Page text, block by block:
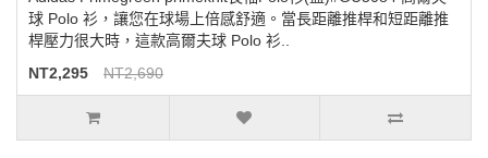
球 Polo 衫，讓您在球場上倍感舒適。當長距離推桿和短距離推
桿壓力很大時，這款高爾夫球 Polo 衫..
NT2,295
NT2,690